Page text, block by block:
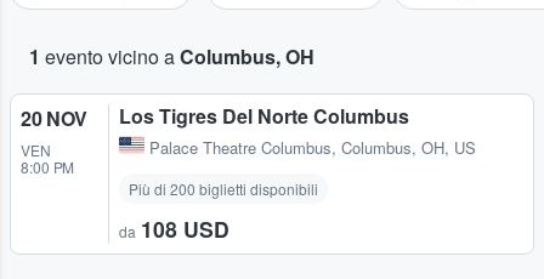
1 evento vicino aColumbus, OH
20 NOV
VEN
8:00 PM
Los Tigres Del Norte Columbus
Palace Theatre Columbus, Columbus, OH, US
Più di 200 biglietti disponibili
da 108 USD